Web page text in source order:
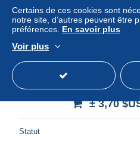
Asie - DUBAI Creek - Arab.
Bateau - United Arab
± 3,70
Statut
Certains de ces cookies sont
notre site, d’autres peuvent être
préférences. En savoir plus
Voir plus